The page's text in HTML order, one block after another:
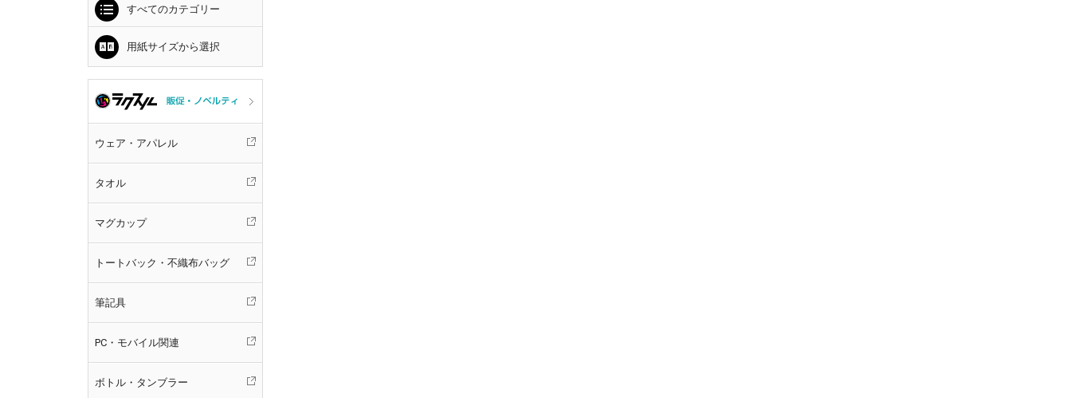
すべてのカテゴリー
用紙サイズから選択
ウェア・アパレル
タオル
マグカップ
トートバック・不織布バッグ
筆記具
PC・モバイル関連
ボトル・タンブラー